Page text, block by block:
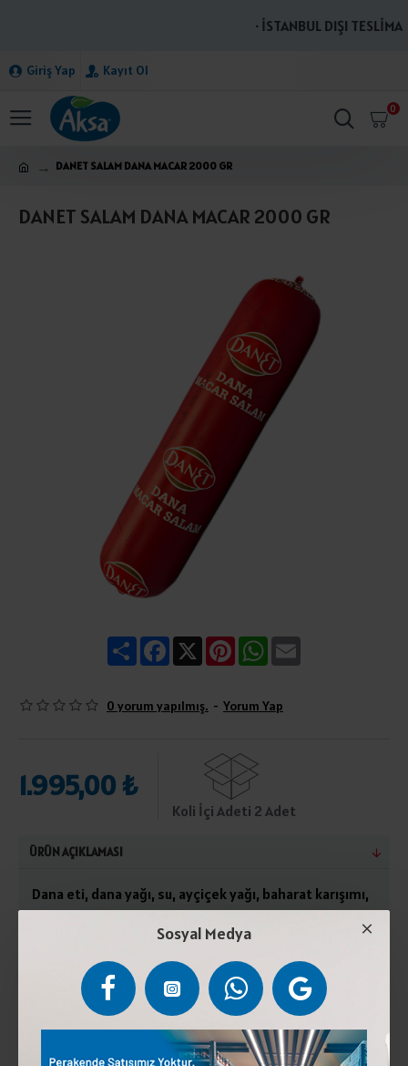
Sosyal Medya
· İSTANBUL DIŞI
Giriş Yap Kayıt Ol
0
DANET SALAM DANA MACAR 2000 GR
DANET SALAM DANA MACAR 2000 GR
ShareFacebook
X PinterestWhatsApp
0 yorum yapılmış. - Yorum Yap
1.995,00 ₺
Koli İçi Adeti 2 Adet
ÜRÜN AÇIKLAMASI
Dana eti, dana yağı, su, ayçiçek yağı, baharat karışımı,
patates nişastası, sofra tuzu, soya proteini, süt
proteini, kıvam arttırıcı (karregenan), dekstroz, tütsü
aroma vericisi, stabilizatör (sodyum polifosfat),
antioksidan (askorbik asit), koruyucu (sod yum nitrit).
Emülsifiye et ürünüdür.0°C ile 4°C arasında saklayınız.
Soya ve süt proteini içerir.